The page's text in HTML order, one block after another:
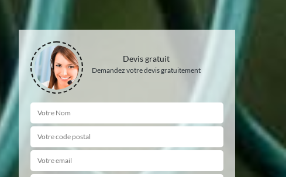
Devis gratuit
Demandez votre devis gratuitement